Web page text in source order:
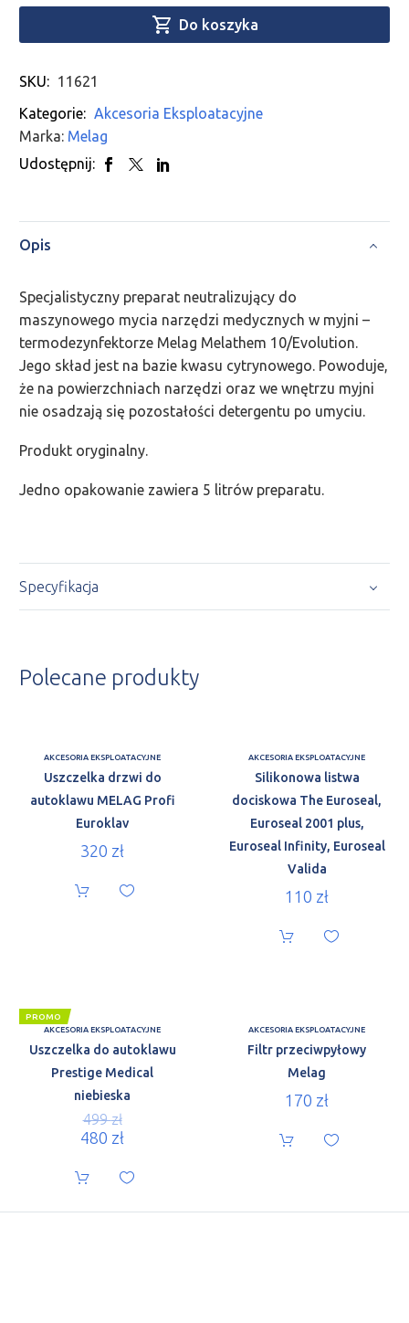
 Do koszyka
SKU: 11621
Kategorie: Akcesoria Eksploatacyjne
Marka: Melag
Udostępnij:
Opis
Specjalistyczny preparat neutralizujący do
maszynowego mycia narzędzi medycznych w myjni –
termodezynfektorze Melag Melathem 10/Evolution.
Jego skład jest na bazie kwasu cytrynowego. Powoduje,
że na powierzchniach narzędzi oraz we wnętrzu myjni
nie osadzają się pozostałości detergentu po umyciu.
Produkt oryginalny.
Jedno opakowanie zawiera 5 litrów preparatu.
Specyfikacja
Polecane produkty
AKCESORIA EKSPLOATACYJNE
Uszczelka drzwi do
autoklawu MELAG Profi
Euroklav
320 zł
AKCESORIA EKSPLOATACYJNE
Silikonowa listwa
dociskowa The Euroseal,
Euroseal 2001 plus,
Euroseal Infinity, Euroseal
Valida
110 zł
PROMO
AKCESORIA EKSPLOATACYJNE
Uszczelka do autoklawu
Prestige Medical
niebieska
499zł
480 zł
AKCESORIA EKSPLOATACYJNE
Filtr przeciwpyłowy
Melag
170 zł